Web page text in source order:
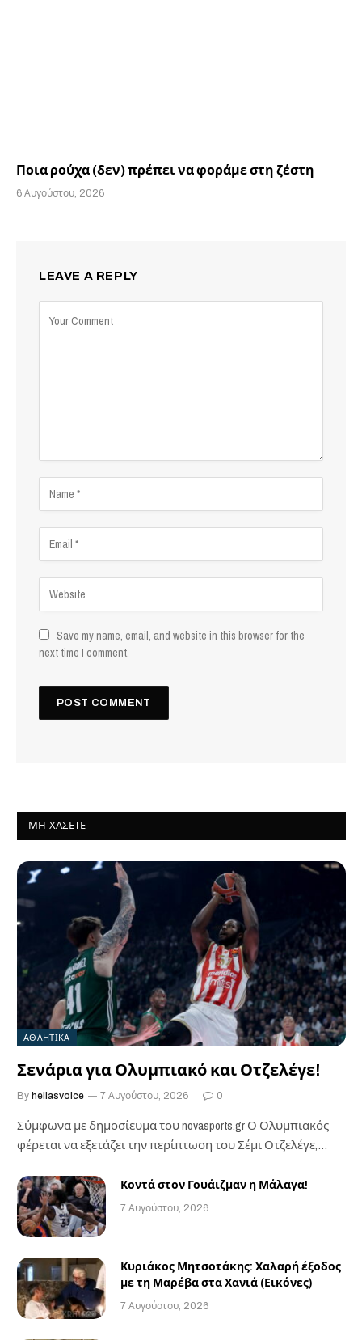
Ποια ρούχα (δεν) πρέπει να φοράμε στη ζέστη
6 Αυγούστου, 2026
LEAVE A REPLY
Save my name, email, and website in this browser for the
next time I comment.
ΜΗ ΧΆΣΕΤΕ
ΑΘΛΗΤΙΚΑ
Σενάρια για Ολυμπιακό και Οτζελέγε!
By hellasvoice 7 Αυγούστου, 2026 0
Σύμφωνα με δημοσίευμα του novasports.gr Ο Ολυμπιακός
φέρεται να εξετάζει την περίπτωση του Σέμι Οτζελέγε,…
Κοντά στον Γουάιζμαν η Μάλαγα!
7 Αυγούστου, 2026
Κυριάκος Μητσοτάκης: Χαλαρή έξοδος
με τη Μαρέβα στα Χανιά (Εικόνες)
7 Αυγούστου, 2026